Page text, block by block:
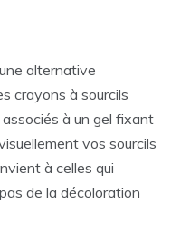
alternative
crayons à sourcils
à un gel fixant
vos sourcils
à celles qui
de la décoloration